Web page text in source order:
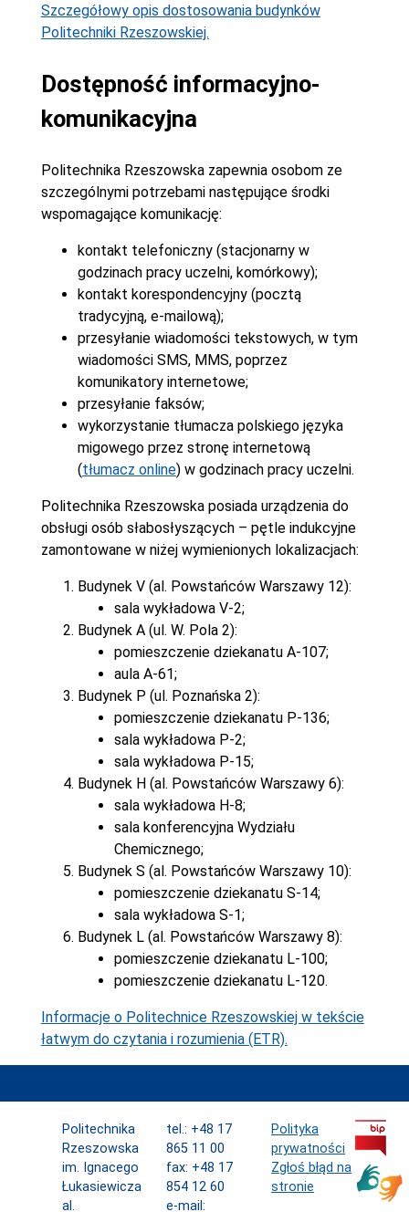
Szczegółowy opis dostosowania budynków
Politechniki Rzeszowskiej.
Dostępność informacyjno-
komunikacyjna
Politechnika Rzeszowska zapewnia osobom ze
szczególnymi potrzebami następujące środki
wspomagające komunikację:
kontakt telefoniczny (stacjonarny w
godzinach pracy uczelni, komórkowy);
kontakt korespondencyjny (pocztą
tradycyjną, e-mailową);
przesyłanie wiadomości tekstowych, w tym
wiadomości SMS, MMS, poprzez
komunikatory internetowe;
przesyłanie faksów;
wykorzystanie tłumacza polskiego języka
migowego przez stronę internetową
(tłumacz online) w godzinach pracy uczelni.
Politechnika Rzeszowska posiada urządzenia do
obsługi osób słabosłyszących – pętle indukcyjne
zamontowane w niżej wymienionych lokalizacjach:
Budynek V (al. Powstańców Warszawy 12):
sala wykładowa V-2;
Budynek A (ul. W. Pola 2):
pomieszczenie dziekanatu A-107;
aula A-61;
Budynek P (ul. Poznańska 2):
pomieszczenie dziekanatu P-136;
sala wykładowa P-2;
sala wykładowa P-15;
Budynek H (al. Powstańców Warszawy 6):
sala wykładowa H-8;
sala konferencyjna Wydziału
Chemicznego;
Budynek S (al. Powstańców Warszawy 10):
pomieszczenie dziekanatu S-14;
sala wykładowa S-1;
Budynek L (al. Powstańców Warszawy 8):
pomieszczenie dziekanatu L-100;
pomieszczenie dziekanatu L-120.
Informacje o Politechnice Rzeszowskiej w tekście
łatwym do czytania i rozumienia (ETR).
Politechnika
Rzeszowska
im. Ignacego
Łukasiewicza
al.
tel.: +48 17
865 11 00
fax: +48 17
854 12 60
e-mail:
Polityka
prywatności
Zgłoś błąd na
stronie